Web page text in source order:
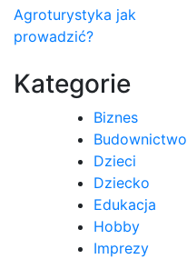
Nawigacja
wpisu
Agroturystyka jak
prowadzić?
Kategorie
Biznes
Budownictwo
Dzieci
Dziecko
Edukacja
Hobby
Imprezy